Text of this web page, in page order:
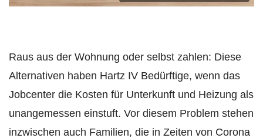
Raus aus der Wohnung oder selbst zahlen: Diese
Alternativen haben Hartz IV Bedürftige, wenn das
Jobcenter die Kosten für Unterkunft und Heizung als
unangemessen einstuft. Vor diesem Problem stehen
inzwischen auch Familien, die in Zeiten von Corona